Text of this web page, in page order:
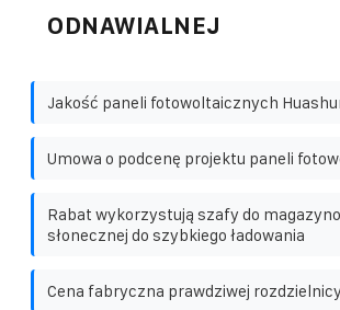
ODNAWIALNEJ
Jakość paneli fotowoltaicznych
Umowa o podcenę projektu paneli
Rabat wykorzystują szafy do
słonecznej do szybkiego ładowania
Cena fabryczna prawdziwej